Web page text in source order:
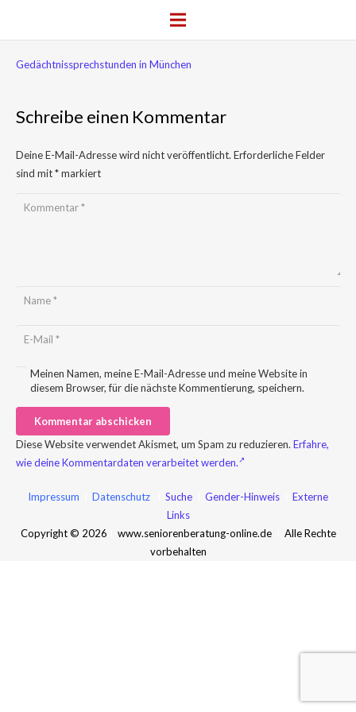
Gedächtnissprechstunden in München
Schreibe einen Kommentar
Deine E-Mail-Adresse wird nicht veröffentlicht. Erforderliche Felder
sind mit*markiert
Meinen Namen, meine E-Mail-Adresse und meine Website in
diesem Browser, für die nächste Kommentierung, speichern.
Kommentar abschicken
Diese Website verwendet Akismet, um Spam zu reduzieren. Erfahre,
wie deine Kommentardaten verarbeitet werden.
Impressum Datenschutz Suche Gender-Hinweis
Externe
Links
Copyright © 2026
www.seniorenberatung-online.de
Alle Rechte
vorbehalten